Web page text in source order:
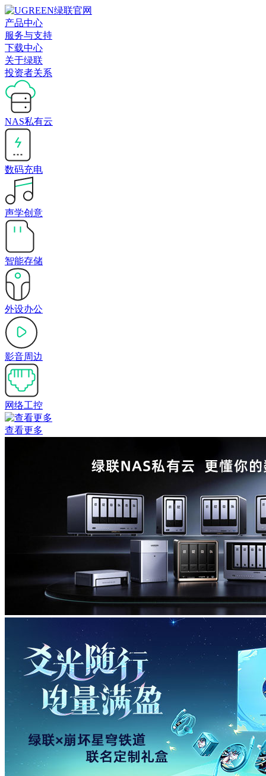
产品中心
服务与支持
下载中心
关于绿联
投资者关系
NAS私有云
数码充电
声学创意
智能存储
外设办公
影音周边
网络工控
查看更多